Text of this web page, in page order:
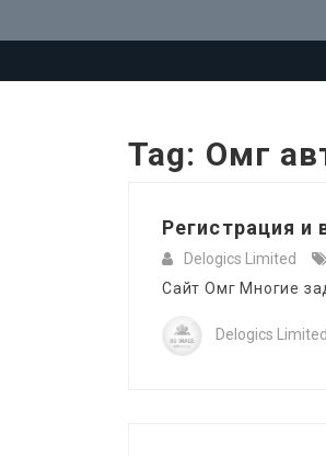
Tag: Омг
Регистрация и
Delogics Limited
Сайт Омг Многие
Delogics Limited